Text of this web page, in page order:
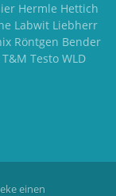
Hermle Hettich
Labwit Liebherr
Röntgen Bender
Testo WLD
einen